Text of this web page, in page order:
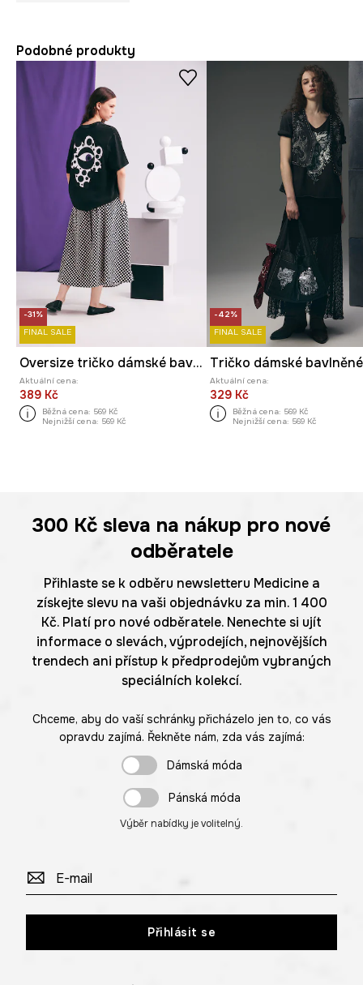
Podobné produkty
-31%
FINAL SALE
Oversize tričko dámské bavlněné by Joanna Gniady, Graphics Series
Aktuální cena:
389 Kč
Běžná cena: 569 Kč
Nejnižší cena: 569 Kč
-42%
FINAL SALE
Aktuální cena:
329 Kč
Běžná cena: 569 Kč
Nejnižší cena: 569 Kč
300 Kč sleva na nákup pro nové
odběratele
Přihlaste se k odběru newsletteru Medicine a
získejte slevu na vaši objednávku za min. 1 400
Kč. Platí pro nové odběratele. Nenechte si ujít
informace o slevách, výprodejích, nejnovějších
trendech ani přístup k předprodejům vybraných
speciálních kolekcí.
Chceme, aby do vaší schránky přicházelo jen to, co vás
opravdu zajímá. Řekněte nám, zda vás zajímá:
Dámská móda
Pánská móda
Výběr nabídky je volitelný.
Přihlásit se